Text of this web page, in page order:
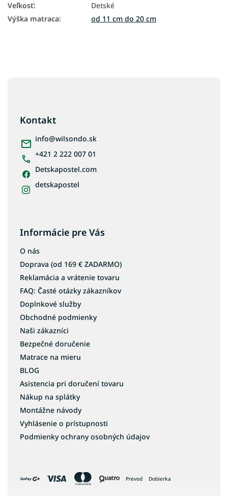
Veľkosť:
Detské
Výška matraca: od 11 cm do 20 cm
Kontakt
info@wilsondo.sk
+421 2 222 007 01
Detskapostel.com
detskapostel
Informácie pre Vás
O nás
Doprava (od 169 € ZADARMO)
Reklamácia a vrátenie tovaru
FAQ: Časté otázky zákazníkov
Doplnkové služby
Obchodné podmienky
Naši zákazníci
Bezpečné doručenie
Matrace na mieru
BLOG
Asistencia pri doručení tovaru
Nákup na splátky
Montážne návody
Vyhlásenie o prístupnosti
Podmienky ochrany osobných údajov
Prevod Dobierka